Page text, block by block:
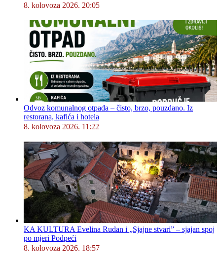
8. kolovoza 2026. 20:05
Odvoz komunalnog otpada – čisto, brzo, pouzdano. Iz
restorana, kafića i hotela
8. kolovoza 2026. 11:22
KA KULTURA Evelina Rudan i „Sjajne stvari” – sjajan spoj
po mjeri Podpeći
8. kolovoza 2026. 18:57